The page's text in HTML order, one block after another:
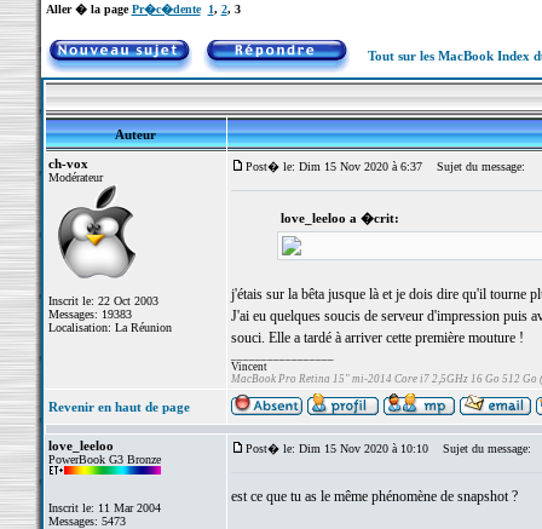
Aller � la pagePr�c�dente 1, 2, 3
Tout sur les MacBook Index
Auteur
ch-vox
Modérateur
Inscrit le: 22 Oct 2003
Messages: 19383
Localisation: La Réunion
Post� le: Dim 15 Nov 2020 à 6:37 Sujet du message:
love_leeloo a �crit:
j'étais sur la bêta jusque là et je dois dire qu'il tourne
J'ai eu quelques soucis de serveur d'impression puis
souci. Elle a tardé à arriver cette première mouture !
Vincent
MacBook Pro Retina 15" mi-2014 Core i7 2,5GHz 16 Go 512 Go
Revenir en haut de page
love_leeloo
PowerBook G3 Bronze
Inscrit le: 11 Mar 2004
Messages: 5473
Post� le: Dim 15 Nov 2020 à 10:10 Sujet du message:
est ce que tu as le même phénomène de snapshot ?